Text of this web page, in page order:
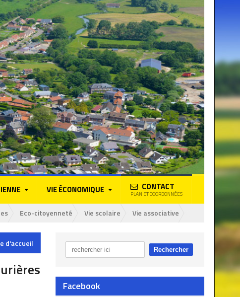
VIE ÉCONOMIQUE CONTACT
PLAN ET COORDONNÉES
Eco-citoyenneté Vie scolaire Vie associative
d'accueil
Facebook